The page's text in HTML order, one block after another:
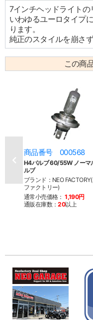
7インチヘッドライトの
いわゆるユーロタイプ
ります。
純正のスタイルを崩さ
この商
商品番号 000568
H4バルブ 60/55W ノーマ
ルブ
ブランド：NEO
ファクトリー)
通常小売価格： 1,190円
通販在庫数：20以上